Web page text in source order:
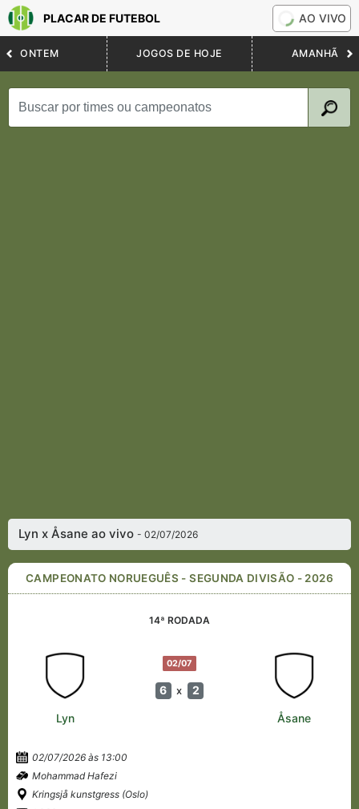
PLACAR DE FUTEBOL AO VIVO
ONTEM JOGOS DE HOJE AMANHÃ
Lyn x Åsane ao vivo- 02/07/2026
CAMPEONATO NORUEGUÊS - SEGUNDA DIVISÃO - 2026
14ª RODADA
02/07
6 x 2
Lyn Åsane
02/07/2026 às 13:00
Mohammad Hafezi
Kringsjå kunstgress (Oslo)